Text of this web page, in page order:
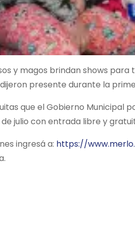
y magos brindan shows para
presente durante la
que el Gobierno Municipal
julio con entrada libre y
ingresá a: https://